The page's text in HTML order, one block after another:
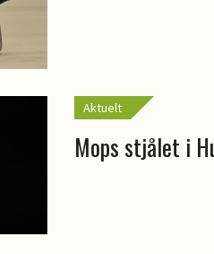
Aktuelt
Mops stjålet i